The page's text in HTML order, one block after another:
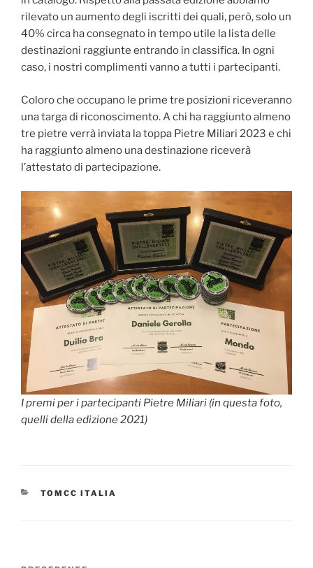
rilevato un aumento degli iscritti dei quali, però, solo un
40% circa ha consegnato in tempo utile la lista delle
destinazioni raggiunte entrando in classifica. In ogni
caso, i nostri complimenti vanno a tutti i partecipanti.
Coloro che occupano le prime tre posizioni riceveranno
una targa di riconoscimento. A chi ha raggiunto almeno
tre pietre verrà inviata la toppa Pietre Miliari 2023 e chi
ha raggiunto almeno una destinazione riceverà
l’attestato di partecipazione.
I premi per i partecipanti Pietre Miliari (in questa foto,
quelli della edizione 2021)
CATEGORIE
TOMCC ITALIA